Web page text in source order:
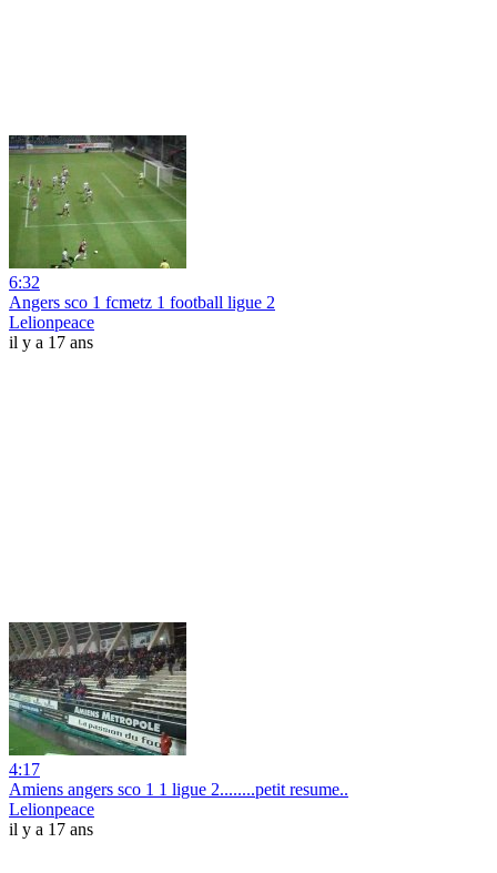
6:32
Angers sco 1 fcmetz 1 football ligue 2
Lelionpeace
il y a 17 ans
4:17
Amiens angers sco 1 1 ligue 2........petit resume..
Lelionpeace
il y a 17 ans